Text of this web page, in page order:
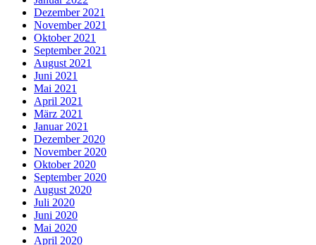
Dezember 2021
November 2021
Oktober 2021
September 2021
August 2021
Juni 2021
Mai 2021
April 2021
März 2021
Januar 2021
Dezember 2020
November 2020
Oktober 2020
September 2020
August 2020
Juli 2020
Juni 2020
Mai 2020
April 2020